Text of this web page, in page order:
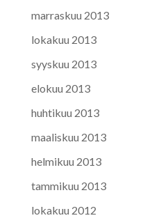
marraskuu 2013
lokakuu 2013
syyskuu 2013
elokuu 2013
huhtikuu 2013
maaliskuu 2013
helmikuu 2013
tammikuu 2013
lokakuu 2012